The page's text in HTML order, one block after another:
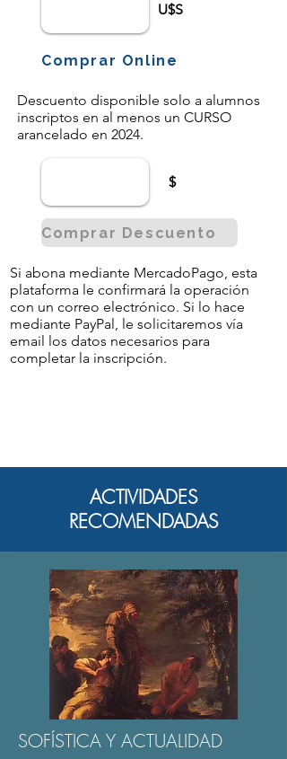
U$S
Comprar Online
Descuento disponible solo a alumnos
inscriptos en al menos un CURSO
arancelado en 2024.
$
Comprar Descuento
Si abona mediante MercadoPago, esta
plataforma le confirmará la operación
con un correo electrónico. Si lo hace
mediante PayPal, le solicitaremos vía
email los datos necesarios para
completar la inscripción.
ACTIVIDADES
RECOMENDADAS
SOFÍSTICA Y ACTUALIDAD